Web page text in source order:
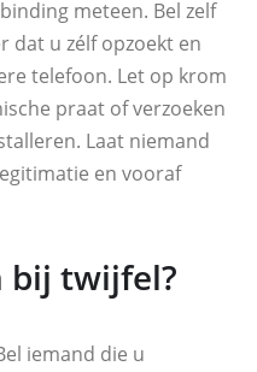
meteen. Bel zelf
dat u zélf opzoekt en
telefoon. Let op krom
praat of verzoeken
Laat niemand
en vooraf
bij twijfel?
iemand die u